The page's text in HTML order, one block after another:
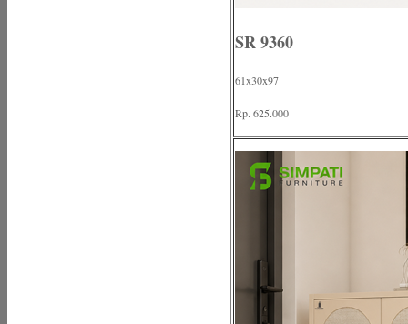
SR 9360
61x30x97
Rp. 625.000